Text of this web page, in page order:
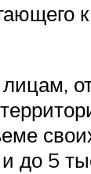
до 5